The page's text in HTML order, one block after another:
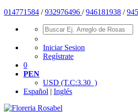
014771584 /932976496 /946181938 /
Iniciar Sesion
Regístrate
0
PEN
USD (T.C:3.30 )
Español | Inglés